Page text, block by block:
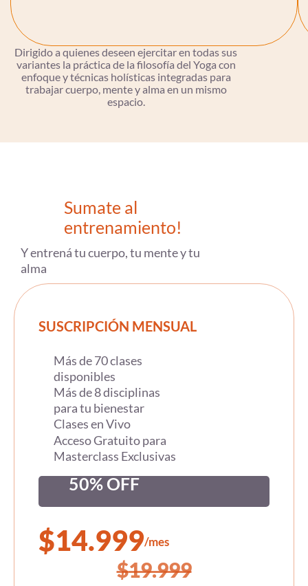
Dirigido a quienes deseen ejercitar en todas sus
variantes la práctica de la filosofía del Yoga con
enfoque y técnicas holísticas integradas para
trabajar cuerpo, mente y alma en un mismo
espacio.
Sumate al
entrenamiento!
Y entrená tu cuerpo, tu mente y tu
alma
SUSCRIPCIÓN MENSUAL
Más de 70 clases
disponibles
Más de 8 disciplinas
para tu bienestar
Clases en Vivo
Acceso Gratuito para
Masterclass Exclusivas
50% OFF
$14.999/mes
$19.999